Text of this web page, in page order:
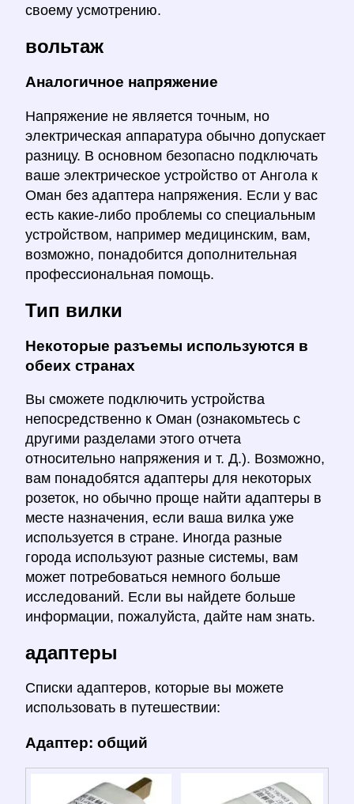
своему усмотрению.
вольтаж
Аналогичное напряжение
Напряжение не является точным, но
электрическая аппаратура обычно допускает
разницу. В основном безопасно подключать
ваше электрическое устройство от Ангола к
Оман без адаптера напряжения. Если у вас
есть какие-либо проблемы со специальным
устройством, например медицинским, вам,
возможно, понадобится дополнительная
профессиональная помощь.
Тип вилки
Некоторые разъемы используются в
обеих странах
Вы сможете подключить устройства
непосредственно к Оман (ознакомьтесь с
другими разделами этого отчета
относительно напряжения и т. Д.). Возможно,
вам понадобятся адаптеры для некоторых
розеток, но обычно проще найти адаптеры в
месте назначения, если ваша вилка уже
используется в стране. Иногда разные
города используют разные системы, вам
может потребоваться немного больше
исследований. Если вы найдете больше
информации, пожалуйста, дайте нам знать.
адаптеры
Списки адаптеров, которые вы можете
использовать в путешествии:
Адаптер: общий